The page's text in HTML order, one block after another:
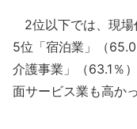
2位以下では、現場
5位「宿泊業」（
介護事業」（63.1％
面サービス業も高か